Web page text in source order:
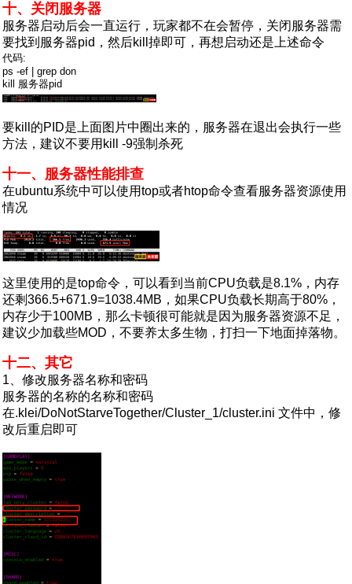
十、关闭服务器
服务器启动后会一直运行，玩家都不在会暂停，关闭服务器需
要找到服务器pid，然后kill掉即可，再想启动还是上述命令
代码:
ps -ef | grep don
kill 服务器pid
要kill的PID是上面图片中圈出来的，服务器在退出会执行一些
方法，建议不要用kill -9强制杀死
十一、服务器性能排查
在ubuntu系统中可以使用top或者htop命令查看服务器资源使用
情况
这里使用的是top命令，可以看到当前CPU负载是8.1%，内存
还剩366.5+671.9=1038.4MB，如果CPU负载长期高于80%，
内存少于100MB，那么卡顿很可能就是因为服务器资源不足，
建议少加载些MOD，不要养太多生物，打扫一下地面掉落物。
十二、其它
1、修改服务器名称和密码
服务器的名称的名称和密码
在.klei/DoNotStarveTogether/Cluster_1/cluster.ini 文件中，修
改后重启即可